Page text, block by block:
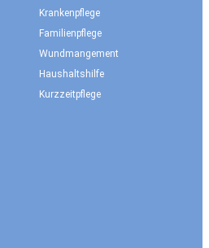
Krankenpflege
Familienpflege
Wundmangement
Haushaltshilfe
Kurzzeitpflege